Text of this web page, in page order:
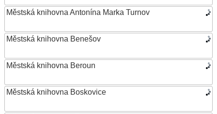
Městská knihovna Antonína Marka Turnov
Městská knihovna Benešov
Městská knihovna Beroun
Městská knihovna Boskovice